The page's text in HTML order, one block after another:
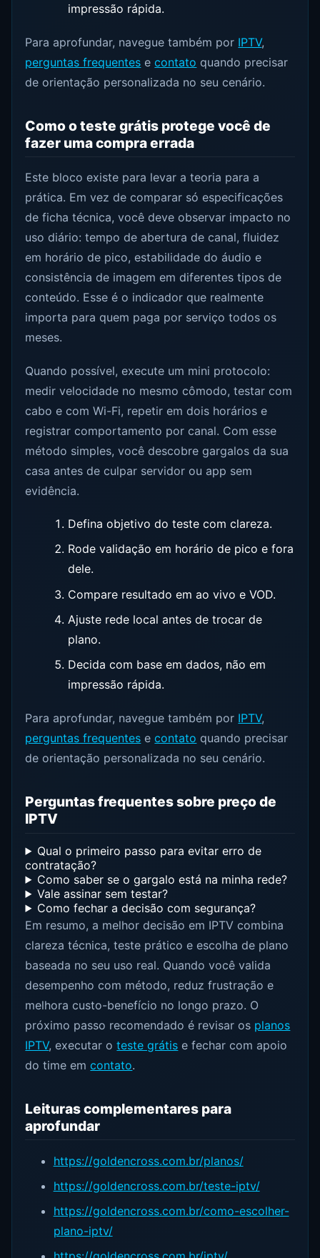
impressão rápida.
Para aprofundar, navegue também por IPTV,
perguntas frequentes econtato quando precisar
de orientação personalizada no seu cenário.
Como o teste grátis protege você de
fazer uma compra errada
Este bloco existe para levar a teoria para a
prática. Em vez de comparar só especificações
de ficha técnica, você deve observar impacto no
uso diário: tempo de abertura de canal, fluidez
em horário de pico, estabilidade do áudio e
consistência de imagem em diferentes tipos de
conteúdo. Esse é o indicador que realmente
importa para quem paga por serviço todos os
meses.
Quando possível, execute um mini protocolo:
medir velocidade no mesmo cômodo, testar com
cabo e com Wi-Fi, repetir em dois horários e
registrar comportamento por canal. Com esse
método simples, você descobre gargalos da sua
casa antes de culpar servidor ou app sem
evidência.
Defina objetivo do teste com clareza.
Rode validação em horário de pico e fora
dele.
Compare resultado em ao vivo e VOD.
Ajuste rede local antes de trocar de
plano.
Decida com base em dados, não em
impressão rápida.
Para aprofundar, navegue também por IPTV,
perguntas frequentes econtato quando precisar
de orientação personalizada no seu cenário.
Perguntas frequentes sobre preço de
IPTV
Qual o primeiro passo para evitar erro de
contratação?
Como saber se o gargalo está na minha rede?
Vale assinar sem testar?
Como fechar a decisão com segurança?
Em resumo, a melhor decisão em IPTV combina
clareza técnica, teste prático e escolha de plano
baseada no seu uso real. Quando você valida
desempenho com método, reduz frustração e
melhora custo-benefício no longo prazo. O
próximo passo recomendado é revisar os planos
IPTV, executar oteste grátis e fechar com apoio
do time emcontato.
Leituras complementares para
aprofundar
https://goldencross.com.br/planos/
https://goldencross.com.br/teste-iptv/
https://goldencross.com.br/como-escolher-
plano-iptv/